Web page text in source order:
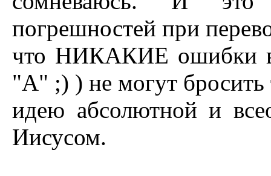
погрешностей при
что HИКАКИЕ ошибки в
"А" ;) ) не могут бросить
идею абсолютной и
Иисусом.